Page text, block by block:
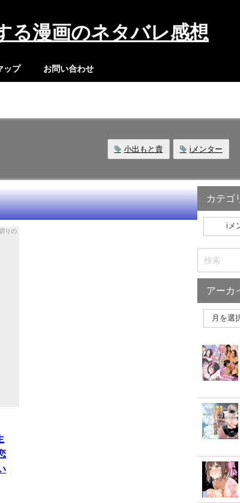
る漫画のネタバレ感想
ップ お問い合わせ
小出もと貴 iメンター
カテゴ
アーカ